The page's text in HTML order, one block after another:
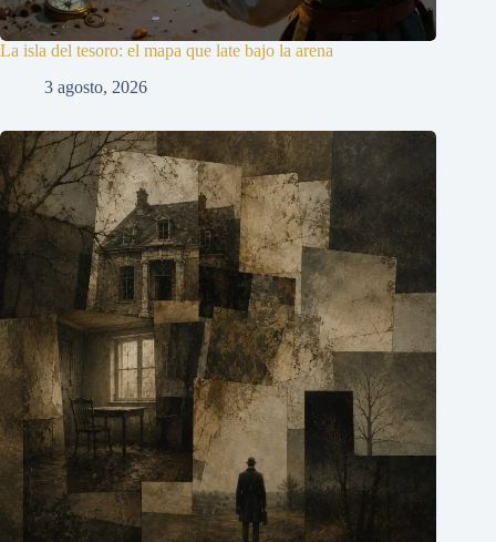
La isla del tesoro: el mapa que late bajo la arena
3 agosto, 2026